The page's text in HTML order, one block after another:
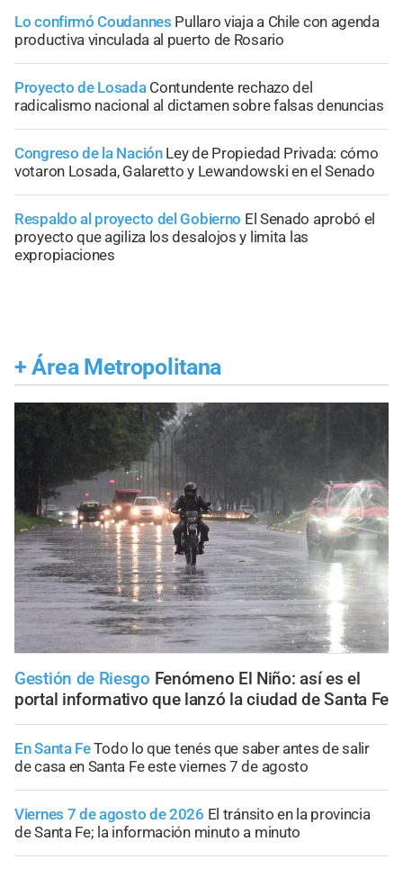
Lo confirmó Coudannes Pullaro viaja a Chile con agenda
productiva vinculada al puerto de Rosario
Proyecto de Losada Contundente rechazo del
radicalismo nacional al dictamen sobre falsas denuncias
Congreso de la Nación Ley de Propiedad Privada: cómo
votaron Losada, Galaretto y Lewandowski en el Senado
Respaldo al proyecto del Gobierno El Senado aprobó el
proyecto que agiliza los desalojos y limita las
expropiaciones
+ Área Metropolitana
Gestión de Riesgo Fenómeno El Niño: así es el
portal informativo que lanzó la ciudad de Santa Fe
En Santa FeTodo lo que tenés que saber antes de salir
de casa en Santa Fe este viernes 7 de agosto
Viernes 7 de agosto de 2026 El tránsito en la provincia
de Santa Fe; la información minuto a minuto